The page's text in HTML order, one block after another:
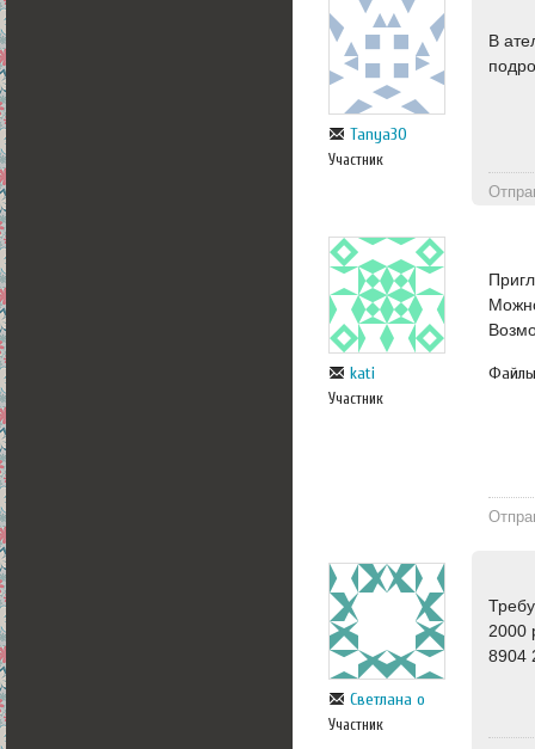
Tanya30
Участник
В
kati
Участник
Светлана о
Участник
2000
8904